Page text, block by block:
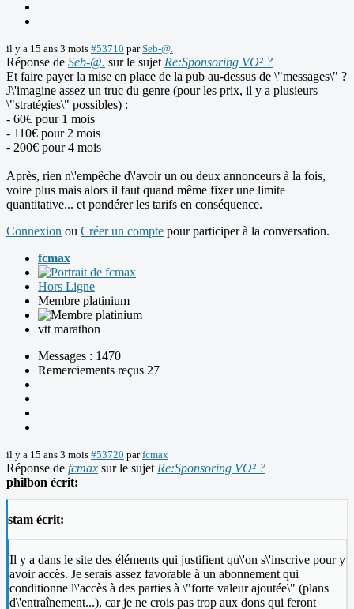
il y a 15 ans 3 mois #53710 parSeb-@.
Réponse de Seb-@. sur le sujet Re:Sponsoring VO² ?
Et faire payer la mise en place de la pub au-dessus de \"messages\" ?
J\'imagine assez un truc du genre (pour les prix, il y a plusieurs
\"stratégies\" possibles) :
- 60€ pour 1 mois
- 110€ pour 2 mois
- 200€ pour 4 mois
Après, rien n\'empêche d\'avoir un ou deux annonceurs à la fois,
voire plus mais alors il faut quand même fixer une limite
quantitative... et pondérer les tarifs en conséquence.
Connexion ou Créer un compte pour participer à la conversation.
fcmax
Hors Ligne
Membre platinium
vtt marathon
Messages : 1470
Remerciements reçus 27
il y a 15 ans 3 mois #53720 parfcmax
Réponse de fcmax sur le sujet Re:Sponsoring VO² ?
philbon écrit:
stam écrit:
Il y a dans le site des éléments qui justifient qu\'on s\'inscrive pour y
avoir accès. Je serais assez favorable à un abonnement qui
conditionne l\'accès à des parties à \"forte valeur ajoutée\" (plans
d\'entraînement...), car je ne crois pas trop aux dons qui feront